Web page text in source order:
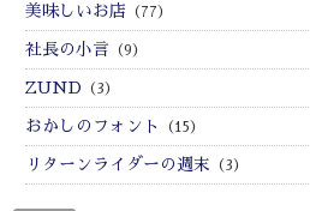
美味しいお店 （77）
社長の小言 （9）
ZUND （3）
おかしのフォント （15）
リターンライダーの週末 （3）